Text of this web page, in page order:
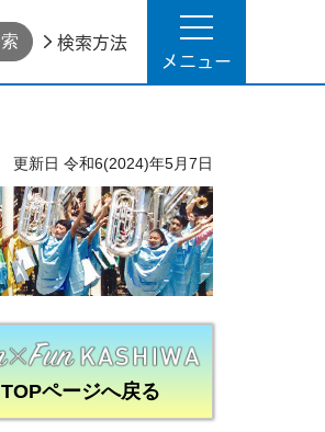
検索方法
メニュー
更新日 令和6(2024)年5月7日
TOPページへ戻る